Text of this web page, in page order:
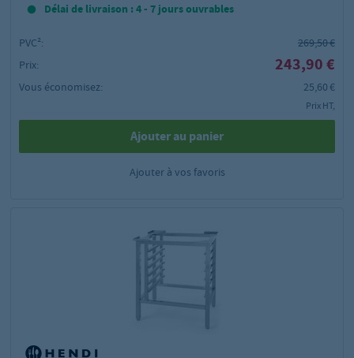
Délai de livraison : 4 - 7 jours ouvrables
PVC²:
269,50 €
Prix:
243,90 €
Vous économisez: 25,60 €
Prix HT,
Ajouter au panier
Ajouter à vos favoris